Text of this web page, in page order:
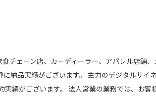
チェーン店、カーディーラー、アパレル店舗、
納品実績がございます。 主力のデジタルサイネ
績がございます。 法人営業の業務では、お客